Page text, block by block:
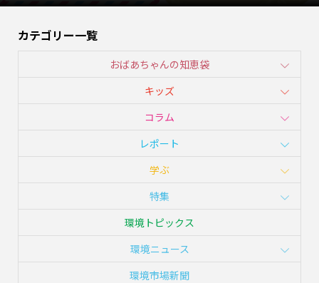
カテゴリー一覧
おばあちゃんの知恵袋
キッズ
コラム
レポート
学ぶ
特集
環境トピックス
環境ニュース
環境市場新聞